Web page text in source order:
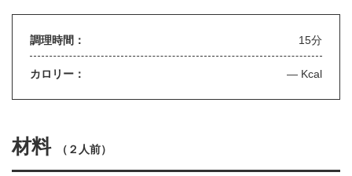
調理時間： 15分
カロリー： — Kcal
材料 （ ２人前）